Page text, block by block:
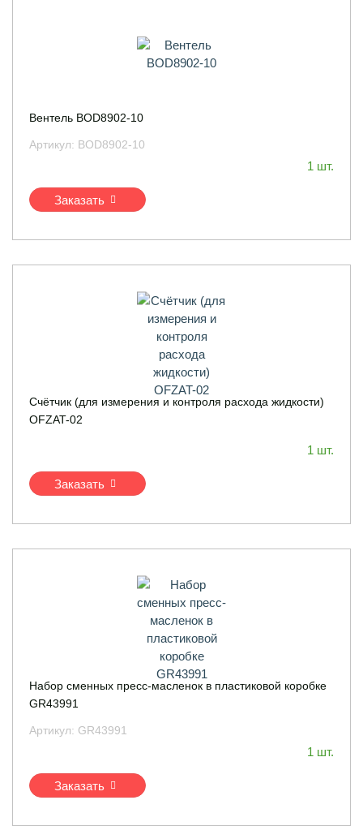
Вентель BOD8902-10
Артикул: BOD8902-10
1 шт.
Заказать
Счётчик (для измерения и контроля расхода жидкости)
OFZAT-02
1 шт.
Заказать
Набор сменных пресс-масленок в пластиковой коробке
GR43991
Артикул: GR43991
1 шт.
Заказать